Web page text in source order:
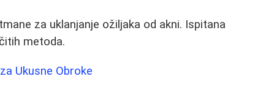
za uklanjanje ožiljaka od akni. Ispitana
metoda.
Ukusne Obroke